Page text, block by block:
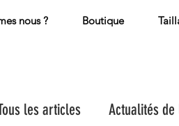
nous ? Boutique
les articles Actualités